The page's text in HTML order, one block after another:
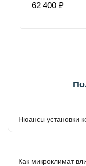
62 400 ₽
Нюансы установки
Как микроклимат